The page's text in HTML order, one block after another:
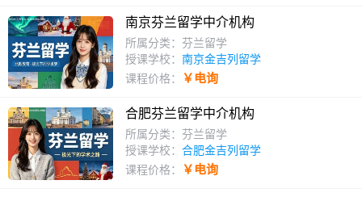
南京芬兰留学中介机构
所属分类：芬兰留学
授课学校： 南京金吉列留学
课程价格：
￥电询
合肥芬兰留学中介机构
所属分类：芬兰留学
授课学校： 合肥金吉列留学
课程价格：
￥电询